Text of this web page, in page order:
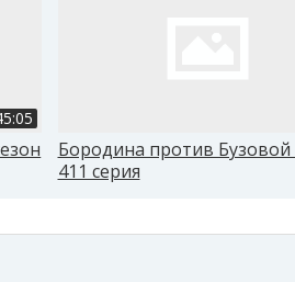
Бородина против Бузовой
411 серия